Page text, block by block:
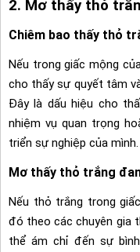
2. Mơ thấy thỏ
Chiêm bao thấy thỏ
Nếu trong giấc mộng
cho thấy sự quyết tâm
Đây là dấu hiệu cho
nhiệm vụ quan trọng
triển sự nghiệp của mình.
Mơ thấy thỏ trắng
Nếu thỏ trắng trong
đó theo các chuyên gia
thể ám chỉ đến sự